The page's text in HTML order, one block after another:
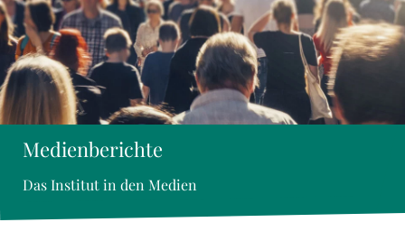
Medienberichte
Das Institut in den Medien